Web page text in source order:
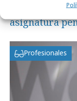
Medir el
asignatura
Profesionales